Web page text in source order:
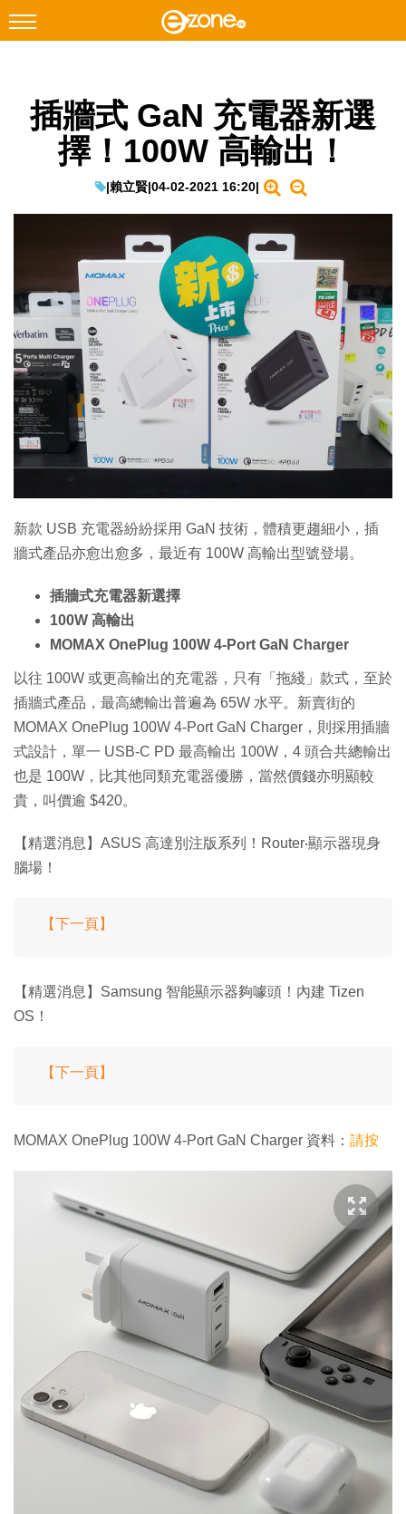
Facebook Instagram
科技焦點
遊戲動漫
EduTech
生成式AI與雲端應用
Enterprise Digital Transformation
特集
插牆式 GaN 充電器新選
擇！100W 高輸出！
|賴立賢|04-02-2021 16:20|
新款 USB 充電器紛紛採用 GaN 技術，體積更趨細小，插
牆式產品亦愈出愈多，最近有 100W 高輸出型號登場。
插牆式充電器新選擇
100W 高輸出
MOMAX OnePlug 100W 4-Port GaN Charger
以往 100W 或更高輸出的充電器，只有「拖綫」款式，至於
插牆式產品，最高總輸出普遍為 65W 水平。新賣街的
MOMAX OnePlug 100W 4-Port GaN Charger，則採用插牆
式設計，單一 USB-C PD 最高輸出 100W，4 頭合共總輸出
也是 100W，比其他同類充電器優勝，當然價錢亦明顯較
貴，叫價逾 $420。
【精選消息】ASUS 高達別注版系列！Router‧顯示器現身
腦場！
【下一頁】
【精選消息】Samsung 智能顯示器夠噱頭！內建 Tizen
OS！
【下一頁】
MOMAX OnePlug 100W 4-Port GaN Charger 資料： 請按